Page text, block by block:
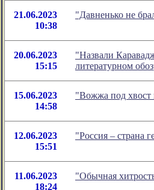
21.06.2023
10:38
"Давненько не
20.06.2023
15:15
"Назвали
литературном
15.06.2023
14:58
"Вожжа под хвост
12.06.2023
15:51
"Россия – страна
11.06.2023
18:24
"Обычная